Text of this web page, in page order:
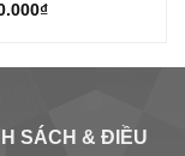
₫
SÁCH & ĐIỀU